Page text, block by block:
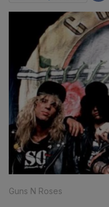
Guns N Roses